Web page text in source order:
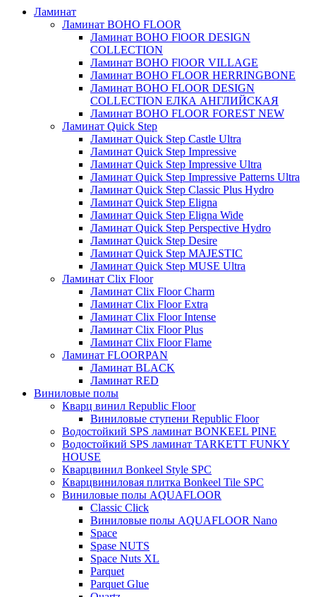
Ламинат
Ламинат BOHO FLOOR
Ламинат BOHO FlOOR DESIGN
COLLECTION
Ламинат BOHO FlOOR VILLAGE
Ламинат BOHO FLOOR HERRINGBONE
Ламинат BOHO FLOOR DESIGN
COLLECTION ЕЛКА АНГЛИЙСКАЯ
Ламинат BOHO FLOOR FOREST NEW
Ламинат Quick Step
Ламинат Quick Step Castle Ultra
Ламинат Quick Step Impressive
Ламинат Quick Step Impressive Ultra
Ламинат Quick Step Impressive Patterns Ultra
Ламинат Quick Step Classic Plus Hydro
Ламинат Quick Step Eligna
Ламинат Quick Step Eligna Wide
Ламинат Quick Step Perspective Hydro
Ламинат Quick Step Desire
Ламинат Quick Step MAJESTIC
Ламинат Quick Step MUSE Ultra
Ламинат Clix Floor
Ламинат Clix Floor Charm
Ламинат Clix Floor Extra
Ламинат Clix Floor Intense
Ламинат Clix Floor Plus
Ламинат Clix Floor Flame
Ламинат FLOORPAN
Ламинат BLACK
Ламинат RED
Виниловые полы
Кварц винил Republic Floor
Виниловые ступени Republic Floor
Водостойкий SPS ламинат BONKEEL PINE
Водостойкий SPS ламинат TARKETT FUNKY
HOUSE
Кварцвинил Bonkeel Style SPC
Кварцвиниловая плитка Bonkeel Tile SPC
Виниловые полы AQUAFLOOR
Classic Click
Виниловые полы AQUAFLOOR Nano
Space
Spase NUTS
Space Nuts XL
Parquet
Parquet Glue